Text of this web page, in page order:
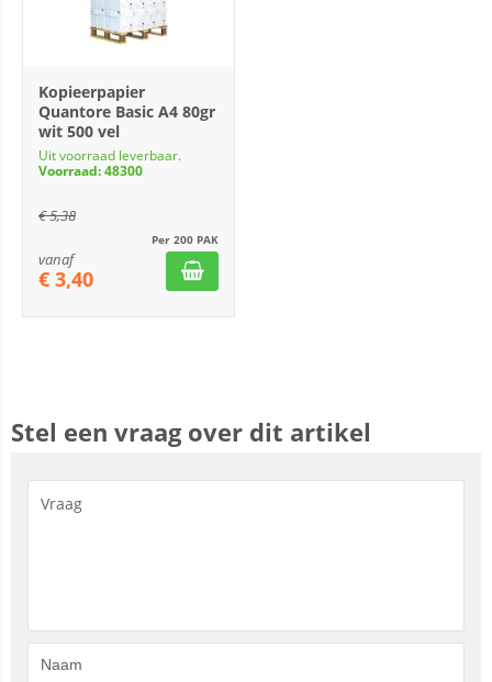
Kopieerpapier
Quantore Basic A4 80gr
wit 500 vel
Uit voorraad leverbaar.
Voorraad: 48300
€5,38
Per 200 PAK
vanaf
€ 3,40
Stel een vraag over dit artikel